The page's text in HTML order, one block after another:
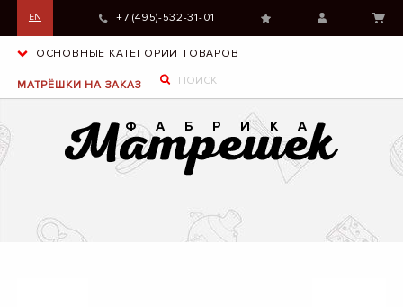
EN +7 (495)-532-31-01
ОСНОВНЫЕ КАТЕГОРИИ ТОВАРОВ
МАТРЁШКИ НА ЗАКАЗ